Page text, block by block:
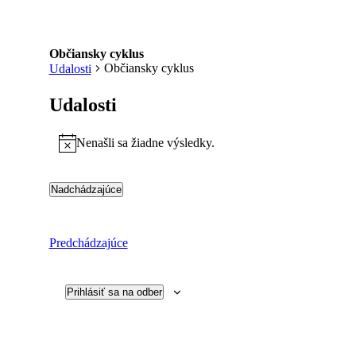
Občiansky cyklus
Udalosti
Občiansky cyklus
Udalosti
NoticeNenašli sa žiadne výsledky.
Nadchádzajúce
PredchádzajúceUdalosti
Prihlásiť sa na odber